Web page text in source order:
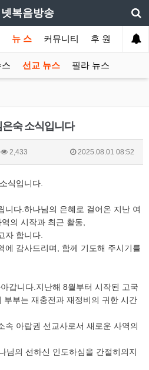
복음방송
뉴 스 커뮤니티 후 원
선교 뉴스 필라 뉴스
숙 소식입니다
2,433 2025.08.01 08:52
식입니다.
니다.하나님의 은혜로 걸어온 지난 여
의 시작과 최근 활동,
자 합니다.
에 감사드리며, 함께 기도해 주시기를
갑니다.지난해 8월부터 시작된 고국
부는 재충전과 재정비의 귀한 시간
속 아랍권 선교사로서 새로운 사역의
님의 선하신 인도하심을 간절히의지